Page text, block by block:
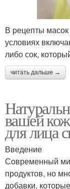
В рецепты
условиях
либо сок,
читать дальше →
вашей
для лица
Введение
Современный
продуктов, но
добавки,